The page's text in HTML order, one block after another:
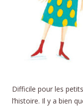
Difficile pour les
l’histoire. Il y a bien